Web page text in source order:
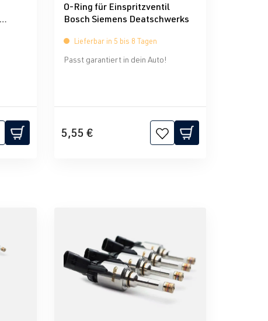
O-Ring für Einspritzventil
Bosch Siemens Deatschwerks
Lieferbar in 5 bis 8 Tagen
Passt garantiert in dein Auto!
5,55 €